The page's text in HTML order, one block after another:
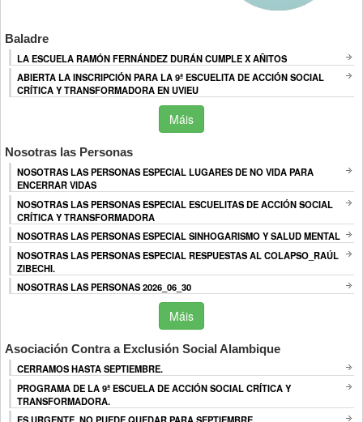
Baladre
LA ESCUELA RAMÓN FERNÁNDEZ DURÁN CUMPLE X AÑITOS
ABIERTA LA INSCRIPCIÓN PARA LA 9ª ESCUELITA DE ACCIÓN SOCIAL
CRÍTICA Y TRANSFORMADORA EN UVIEU
Máis
Nosotras las Personas
NOSOTRAS LAS PERSONAS ESPECIAL LUGARES DE NO VIDA PARA
ENCERRAR VIDAS
NOSOTRAS LAS PERSONAS ESPECIAL ESCUELITAS DE ACCIÓN SOCIAL
CRÍTICA Y TRANSFORMADORA
NOSOTRAS LAS PERSONAS ESPECIAL SINHOGARISMO Y SALUD MENTAL
NOSOTRAS LAS PERSONAS ESPECIAL RESPUESTAS AL COLAPSO_RAÚL
ZIBECHI.
NOSOTRAS LAS PERSONAS 2026_06_30
Máis
Asociación Contra a Exclusión Social Alambique
CERRAMOS HASTA SEPTIEMBRE.
PROGRAMA DE LA 9ª ESCUELA DE ACCIÓN SOCIAL CRÍTICA Y
TRANSFORMADORA.